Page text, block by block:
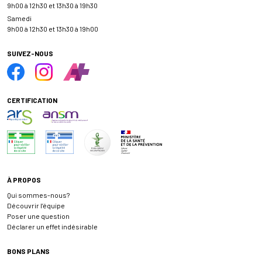
9h00 à 12h30 et 13h30 à 19h30
Samedi
9h00 à 12h30 et 13h30 à 19h00
SUIVEZ-NOUS
CERTIFICATION
À PROPOS
Qui sommes-nous?
Découvrir l’équipe
Poser une question
Déclarer un effet indésirable
BONS PLANS